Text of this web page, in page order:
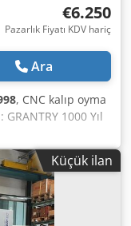
€6.250
Pazarlık Fiyatı KDV hariç
Ara
, CNC kalıp oyma
1000 Yıl
Jeneratör 70
mm Z500 mm
mm X1600 mm
sistemi,
mevcut
Küçük ilan